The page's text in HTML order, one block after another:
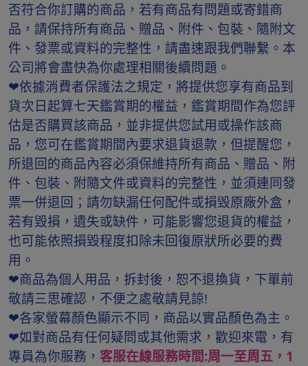
否符合你訂購的商品，若有商品有問題或寄錯商
品，請保持所有商品、贈品、附件、包裝、隨附文
件、發票或資料的完整性，請盡速跟我們聯繫。本
公司將會盡快為你處理相關後續問題。
❤依據消費者保護法之規定，將提供您享有商品到
貨次日起算七天鑑賞期的權益，鑑賞期間作為您評
估是否購買該商品，並非提供您試用或操作該商
品，您可在鑑賞期間內要求退貨退款，但提醒您，
所退回的商品內容必須保維持所有商品、贈品、附
件、包裝、附隨文件或資料的完整性，並須連同發
票一併退回；請勿缺漏任何配件或損毁原廠外盒，
若有毀損，遺失或缺件，可能影響您退貨的權益，
也可能依照損毀程度扣除未回復原狀所必要的費
用。
❤商品為個人用品，拆封後，恕不退換貨，下單前
敬請三思確認，不便之處敬請見諒!
❤各家螢幕顏色顯示不同，商品以實品顏色為主。
❤如對商品有任何疑問或其他需求，歡迎來電，有
專員為你服務， 客服在線服務時間:周一至周五，1